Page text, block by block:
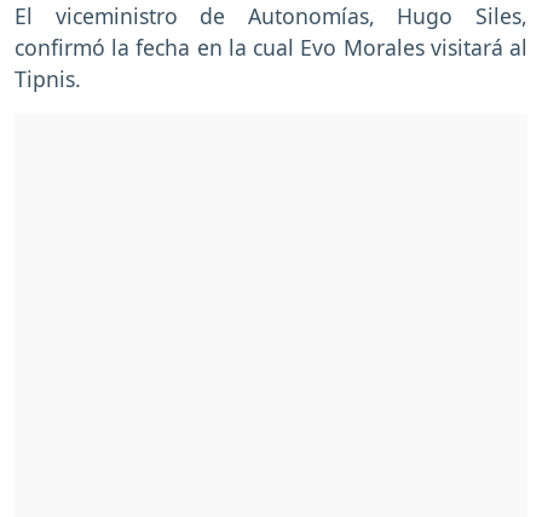
El viceministro de Autonomías, Hugo Siles,
confirmó la fecha en la cual Evo Morales visitará al
Tipnis.